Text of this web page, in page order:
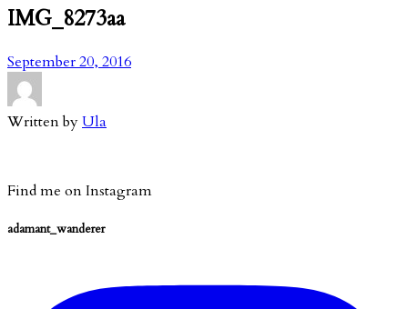
IMG_8273aa
September 20, 2016
Written byUla
Find me on Instagram
adamant_wanderer